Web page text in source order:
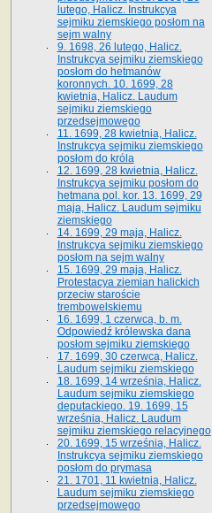
lutego, Halicz. Instrukcya
sejmiku ziemskiego posłom na
sejm walny
9. 1698, 26 lutego, Halicz.
Instrukcya sejmiku ziemskiego
posłom do hetmanów
koronnych. 10. 1699, 28
kwietnia, Halicz. Laudum
sejmiku ziemskiego
przedsejmowego
11. 1699, 28 kwietnia, Halicz.
Instrukcya sejmiku ziemskiego
posłom do króla
12. 1699, 28 kwietnia, Halicz.
Instrukcya sejmiku posłom do
hetmana pol. kor. 13. 1699, 29
maja, Halicz. Laudum sejmiku
ziemskiego
14. 1699, 29 maja, Halicz.
Instrukcya sejmiku ziemskiego
posłom na sejm walny
15. 1699, 29 maja, Halicz.
Protestacya ziemian halickich
przeciw staroście
trembowelskiemu
16. 1699, 1 czerwca, b. m.
Odpowiedź królewska dana
posłom sejmiku ziemskiego
17. 1699, 30 czerwca, Halicz.
Laudum sejmiku ziemskiego
18. 1699, 14 września, Halicz.
Laudum sejmiku ziemskiego
deputackiego. 19. 1699, 15
września, Halicz. Laudum
sejmiku ziemskiego relacyjnego
20. 1699, 15 września, Halicz.
Instrukcya sejmiku ziemskiego
posłom do prymasa
21. 1701, 11 kwietnia, Halicz.
Laudum sejmiku ziemskiego
przedsejmowego